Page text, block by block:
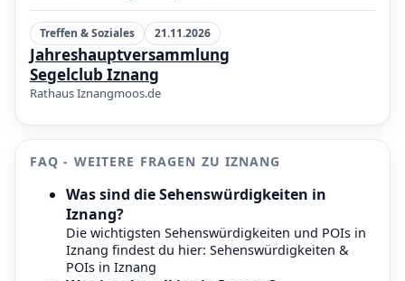
Treffen & Soziales 21.11.2026
Jahreshauptversammlung
Segelclub Iznang
Rathaus Iznangmoos.de
FAQ - WEITERE FRAGEN ZU IZNANG
Was sind die Sehenswürdigkeiten in
Iznang?
Die wichtigsten Sehenswürdigkeiten und POIs in
Iznang findest du hier: Sehenswürdigkeiten &
POIs in Iznang